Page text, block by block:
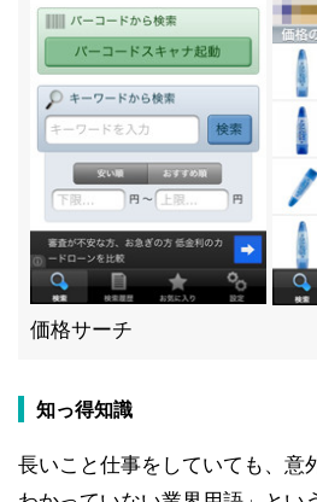
価格サーチ
知っ得知識
長いこと仕事をしていても、意